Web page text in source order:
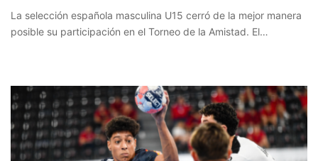
La selección española masculina U15 cerró de la mejor manera
posible su participación en el Torneo de la Amistad. El…